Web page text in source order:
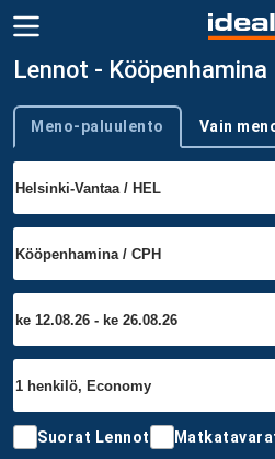
Lennot - Kööpenhamina
Trip type
Meno-paluulento Vain
Suorat Lennot